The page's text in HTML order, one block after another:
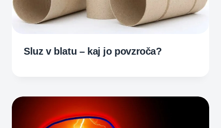
Sluz v blatu – kaj jo povzroča?